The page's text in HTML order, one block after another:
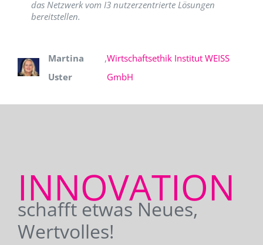
das Netzwerk vom I3 nutzerzentrierte Lösungen
bereitstellen.
Martina
Uster
,Wirtschaftsethik Institut WEISS
GmbH
INNOVATION
schafft etwas Neues,
Wertvolles!